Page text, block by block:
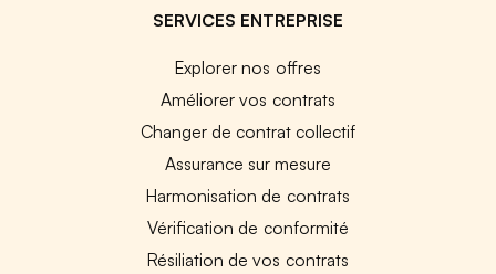
SERVICES ENTREPRISE
Explorer nos offres
Améliorer vos contrats
Changer de contrat collectif
Assurance sur mesure
Harmonisation de contrats
Vérification de conformité
Résiliation de vos contrats